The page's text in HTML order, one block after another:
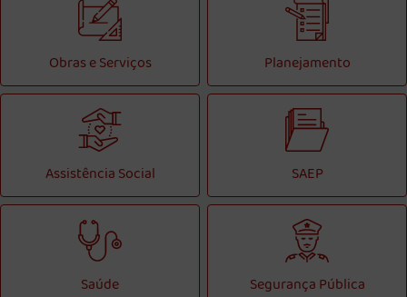
Obras e Serviços Planejamento
Assistência Social SAEP
Saúde Segurança Pública